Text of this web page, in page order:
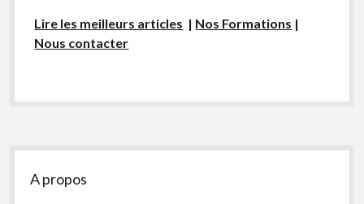
Lire les meilleurs articles | Nos Formations |
Nous contacter
Sidebar
A propos